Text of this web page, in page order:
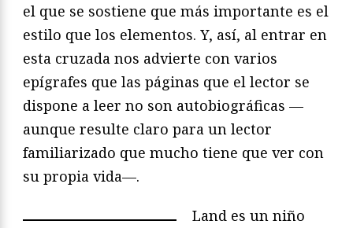
el que se sostiene que más importante es el
estilo que los elementos. Y, así, al entrar en
esta cruzada nos advierte con varios
epígrafes que las páginas que el lector se
dispone a leer no son autobiográficas —
aunque resulte claro para un lector
familiarizado que mucho tiene que ver con
su propia vida—.
Land es un niño